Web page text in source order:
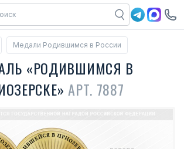
Медали Родившимся в России
«РОДИВШИМСЯ В
АРТ. 7887